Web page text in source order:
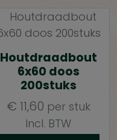
Houtdraadbout
6x60 doos
200stuks
€ 11,60 per stuk
Incl. BTW